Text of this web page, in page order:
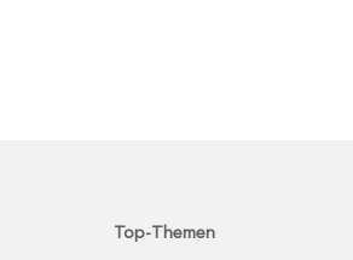
Top-Themen